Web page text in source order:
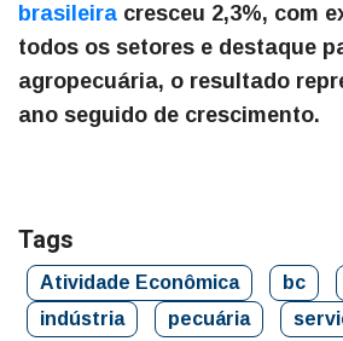
brasileira cresceu 2,3%, com
todos os setores e destaque
agropecuária, o resultado
ano seguido de crescimento.
Tags
Atividade Econômica bc
indústria
pecuária